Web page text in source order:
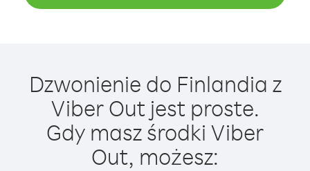
Dzwonienie do Finlandia z
Viber Out jest proste.
Gdy masz środki Viber
Out, możesz: